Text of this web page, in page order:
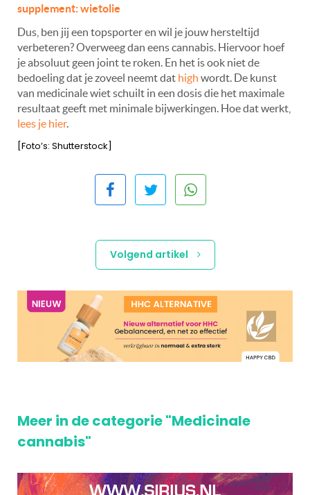
supplement: wietolie
Dus, ben jij een topsporter en wil je jouw hersteltijd
verbeteren? Overweeg dan eens cannabis. Hiervoor hoef
je absoluut geen joint te roken. En het is ook niet de
bedoeling dat je zoveel neemt dat high wordt. De kunst
van medicinale wiet schuilt in een dosis die het maximale
resultaat geeft met minimale bijwerkingen. Hoe dat werkt,
lees je hier.
[Foto’s: Shutterstock]
Volgend artikel
Meer in de categorie "Medicinale
cannabis"